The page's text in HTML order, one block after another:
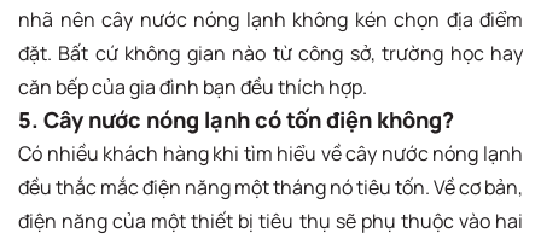
nhã nên cây nước nóng lạnh không kén chọn địa điểm
đặt. Bất cứ không gian nào từ công sở, trường học hay
căn bếp của gia đình bạn đều thích hợp.
5. Cây nước nóng lạnh có tốn điện không?
Có nhiều khách hàng khi tìm hiểu về cây nước nóng lạnh
đều thắc mắc điện năng một tháng nó tiêu tốn. Về cơ bản,
điện năng của một thiết bị tiêu thụ sẽ phụ thuộc vào hai